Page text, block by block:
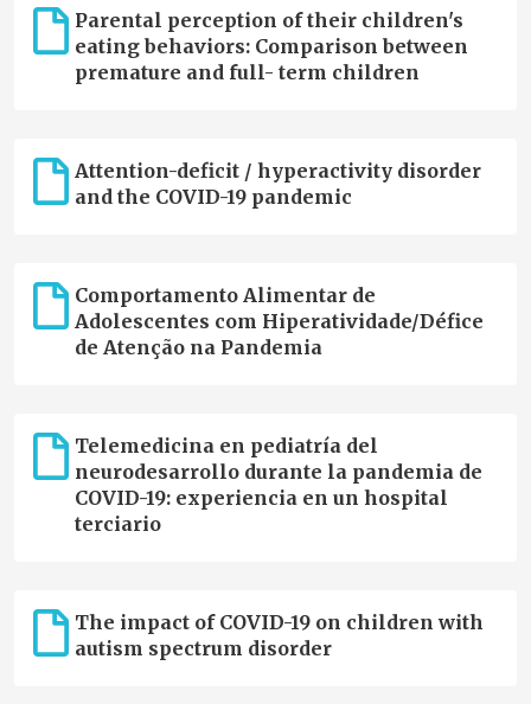
Parental perception of their children's
eating behaviors: Comparison between
premature and full- term children
Attention-deficit / hyperactivity disorder
and the COVID-19 pandemic
Comportamento Alimentar de
Adolescentes com Hiperatividade/Défice
de Atenção na Pandemia
Telemedicina en pediatría del
neurodesarrollo durante la pandemia de
COVID-19: experiencia en un hospital
terciario
The impact of COVID-19 on children with
autism spectrum disorder